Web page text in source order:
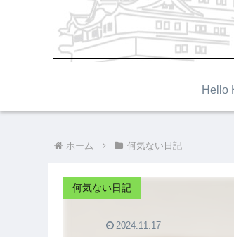
Hello
ホーム 何気ない日記
何気ない日記
2024.11.17